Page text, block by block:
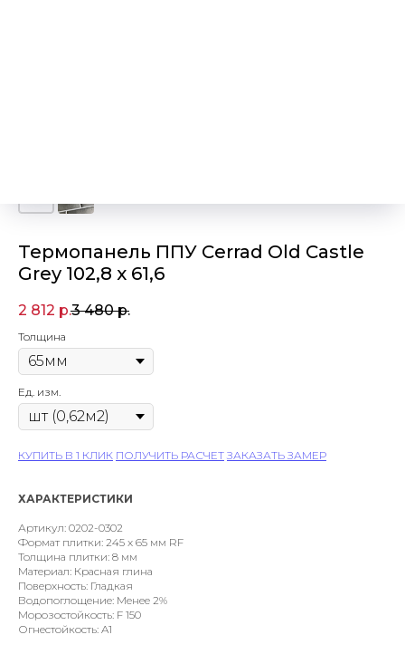
Термопанель ППУ Cerrad Old Castle
Grey 102,8 x 61,6
2 812 р.3 480 р.
Толщина
Ед. изм.
КУПИТЬ В 1 КЛИК ПОЛУЧИТЬ РАСЧЕТ ЗАКАЗАТЬ ЗАМЕР
ХАРАКТЕРИСТИКИ
Артикул: 0202-0302
Формат плитки: 245 x 65 мм RF
Толщина плитки: 8 мм
Материал: Красная глина
Поверхность: Гладкая
Водопоглощение: Менее 2%
Морозостойкость: F 150
Огнестойкость: A1